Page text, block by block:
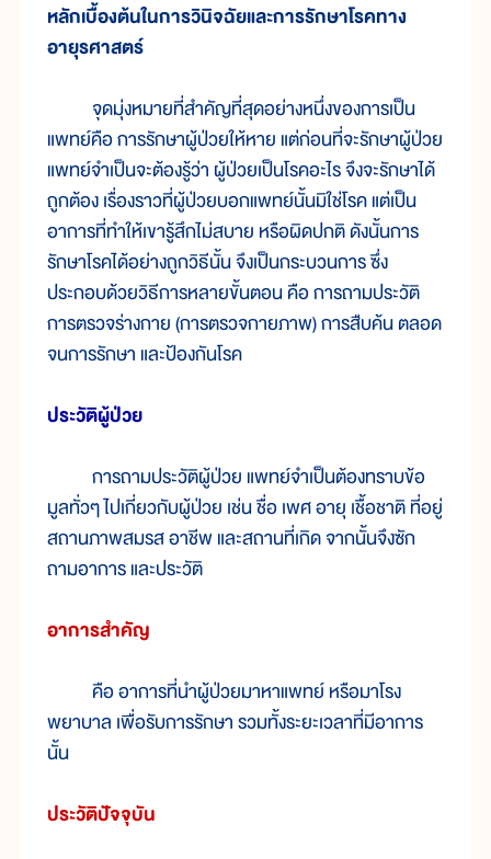
หลักเบื้องต้นในการวินิจฉัยและการรักษาโรคทาง
อายุรศาสตร์
จุดมุ่งหมายที่สำคัญที่สุดอย่างหนึ่งของการเป็น
แพทย์คือ การรักษาผู้ป่วยให้หาย แต่ก่อนที่จะรักษาผู้ป่วย
แพทย์จำเป็นจะต้องรู้ว่า ผู้ป่วยเป็นโรคอะไร จึงจะรักษาได้
ถูกต้อง เรื่องราวที่ผู้ป่วยบอกแพทย์นั้นมิใช่โรค แต่เป็น
อาการที่ทำให้เขารู้สึกไม่สบาย หรือผิดปกติ ดังนั้นการ
รักษาโรคได้อย่างถูกวิธีนั้น จึงเป็นกระบวนการ ซึ่ง
ประกอบด้วยวิธีการหลายขั้นตอน คือ การถามประวัติ
การตรวจร่างกาย (การตรวจกายภาพ) การสืบค้น ตลอด
จนการรักษา และป้องกันโรค
ประวัติผู้ป่วย
การถามประวัติผู้ป่วย แพทย์จำเป็นต้องทราบข้อ
มูลทั่วๆ ไปเกี่ยวกับผู้ป่วย เช่น ชื่อ เพศ อายุ เชื้อชาติ ที่อยู่
สถานภาพสมรส อาชีพ และสถานที่เกิด จากนั้นจึงซัก
ถามอาการ และประวัติ
อาการสำคัญ
คือ อาการที่นำผู้ป่วยมาหาแพทย์ หรือมาโรง
พยาบาล เพื่อรับการรักษา รวมทั้งระยะเวลาที่มีอาการ
นั้น
ประวัติปัจจุบัน